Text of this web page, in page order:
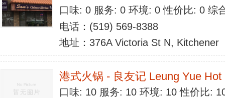
口味: 0 服务: 0 环境: 0 性价比: 0 综
电话：(519) 569-8388
地址：376A Victoria St N, Kitchener
港式火锅 - 良友记 Leung Yue Hot
口味: 10 服务: 10 环境: 10 性价比: